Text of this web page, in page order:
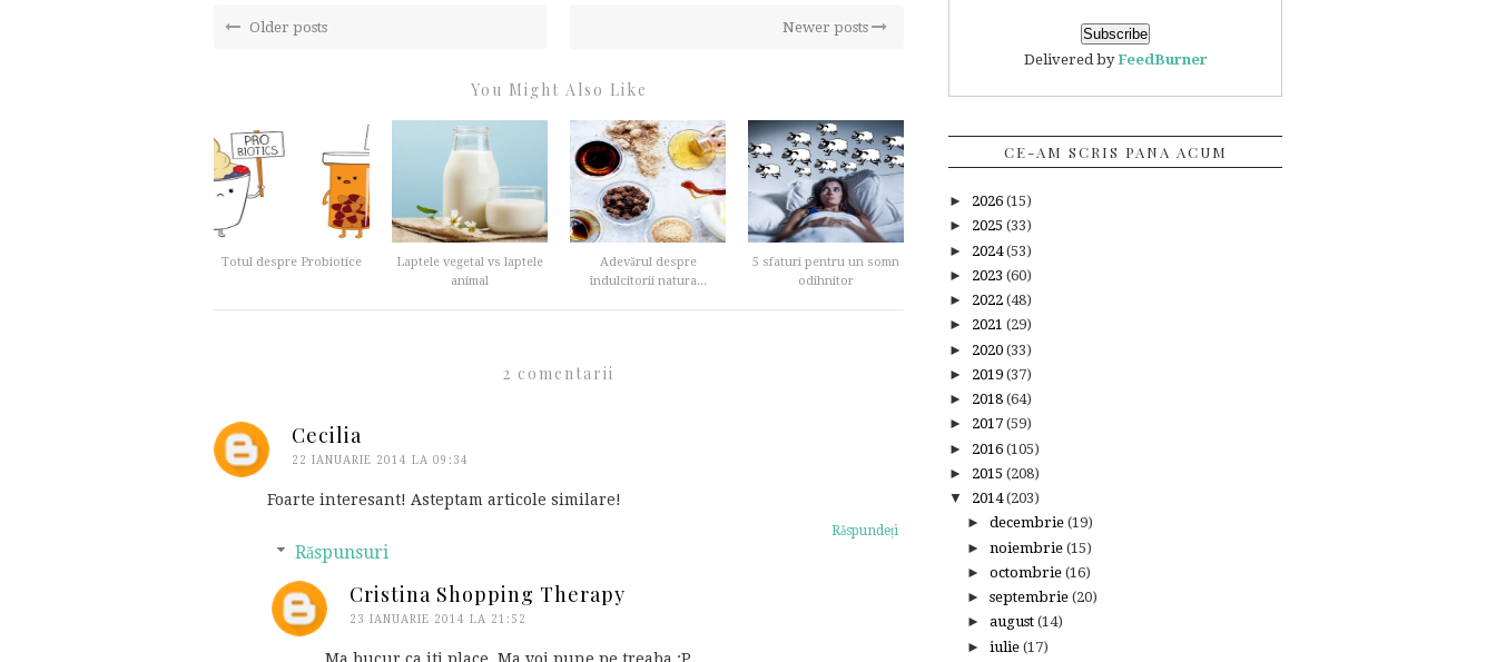
Older posts Newer posts
You Might Also Like
Totul despre Probiotice
Laptele vegetal vs laptele
animal
Adevărul despre
îndulcitorii natura...
5 sfaturi pentru un somn
odihnitor
2 comentarii
Cecilia
22 IANUARIE 2014 LA 09:34
Foarte interesant! Asteptam articole similare!
Răspundeți
Răspunsuri
Cristina Shopping Therapy
23 IANUARIE 2014 LA 21:52
Ma bucur ca iti place. Ma voi pune pe treaba :P
Delivered byFeedBurner
CE-AM SCRIS PANA ACUM
► 2026 (15)
► 2025 (33)
► 2024(53)
► 2023 (60)
► 2022 (48)
► 2021 (29)
► 2020 (33)
► 2019 (37)
► 2018 (64)
► 2017 (59)
► 2016 (105)
► 2015 (208)
▼ 2014(203)
► decembrie (19)
► noiembrie (15)
► octombrie (16)
► septembrie (20)
► august (14)
► iulie (17)